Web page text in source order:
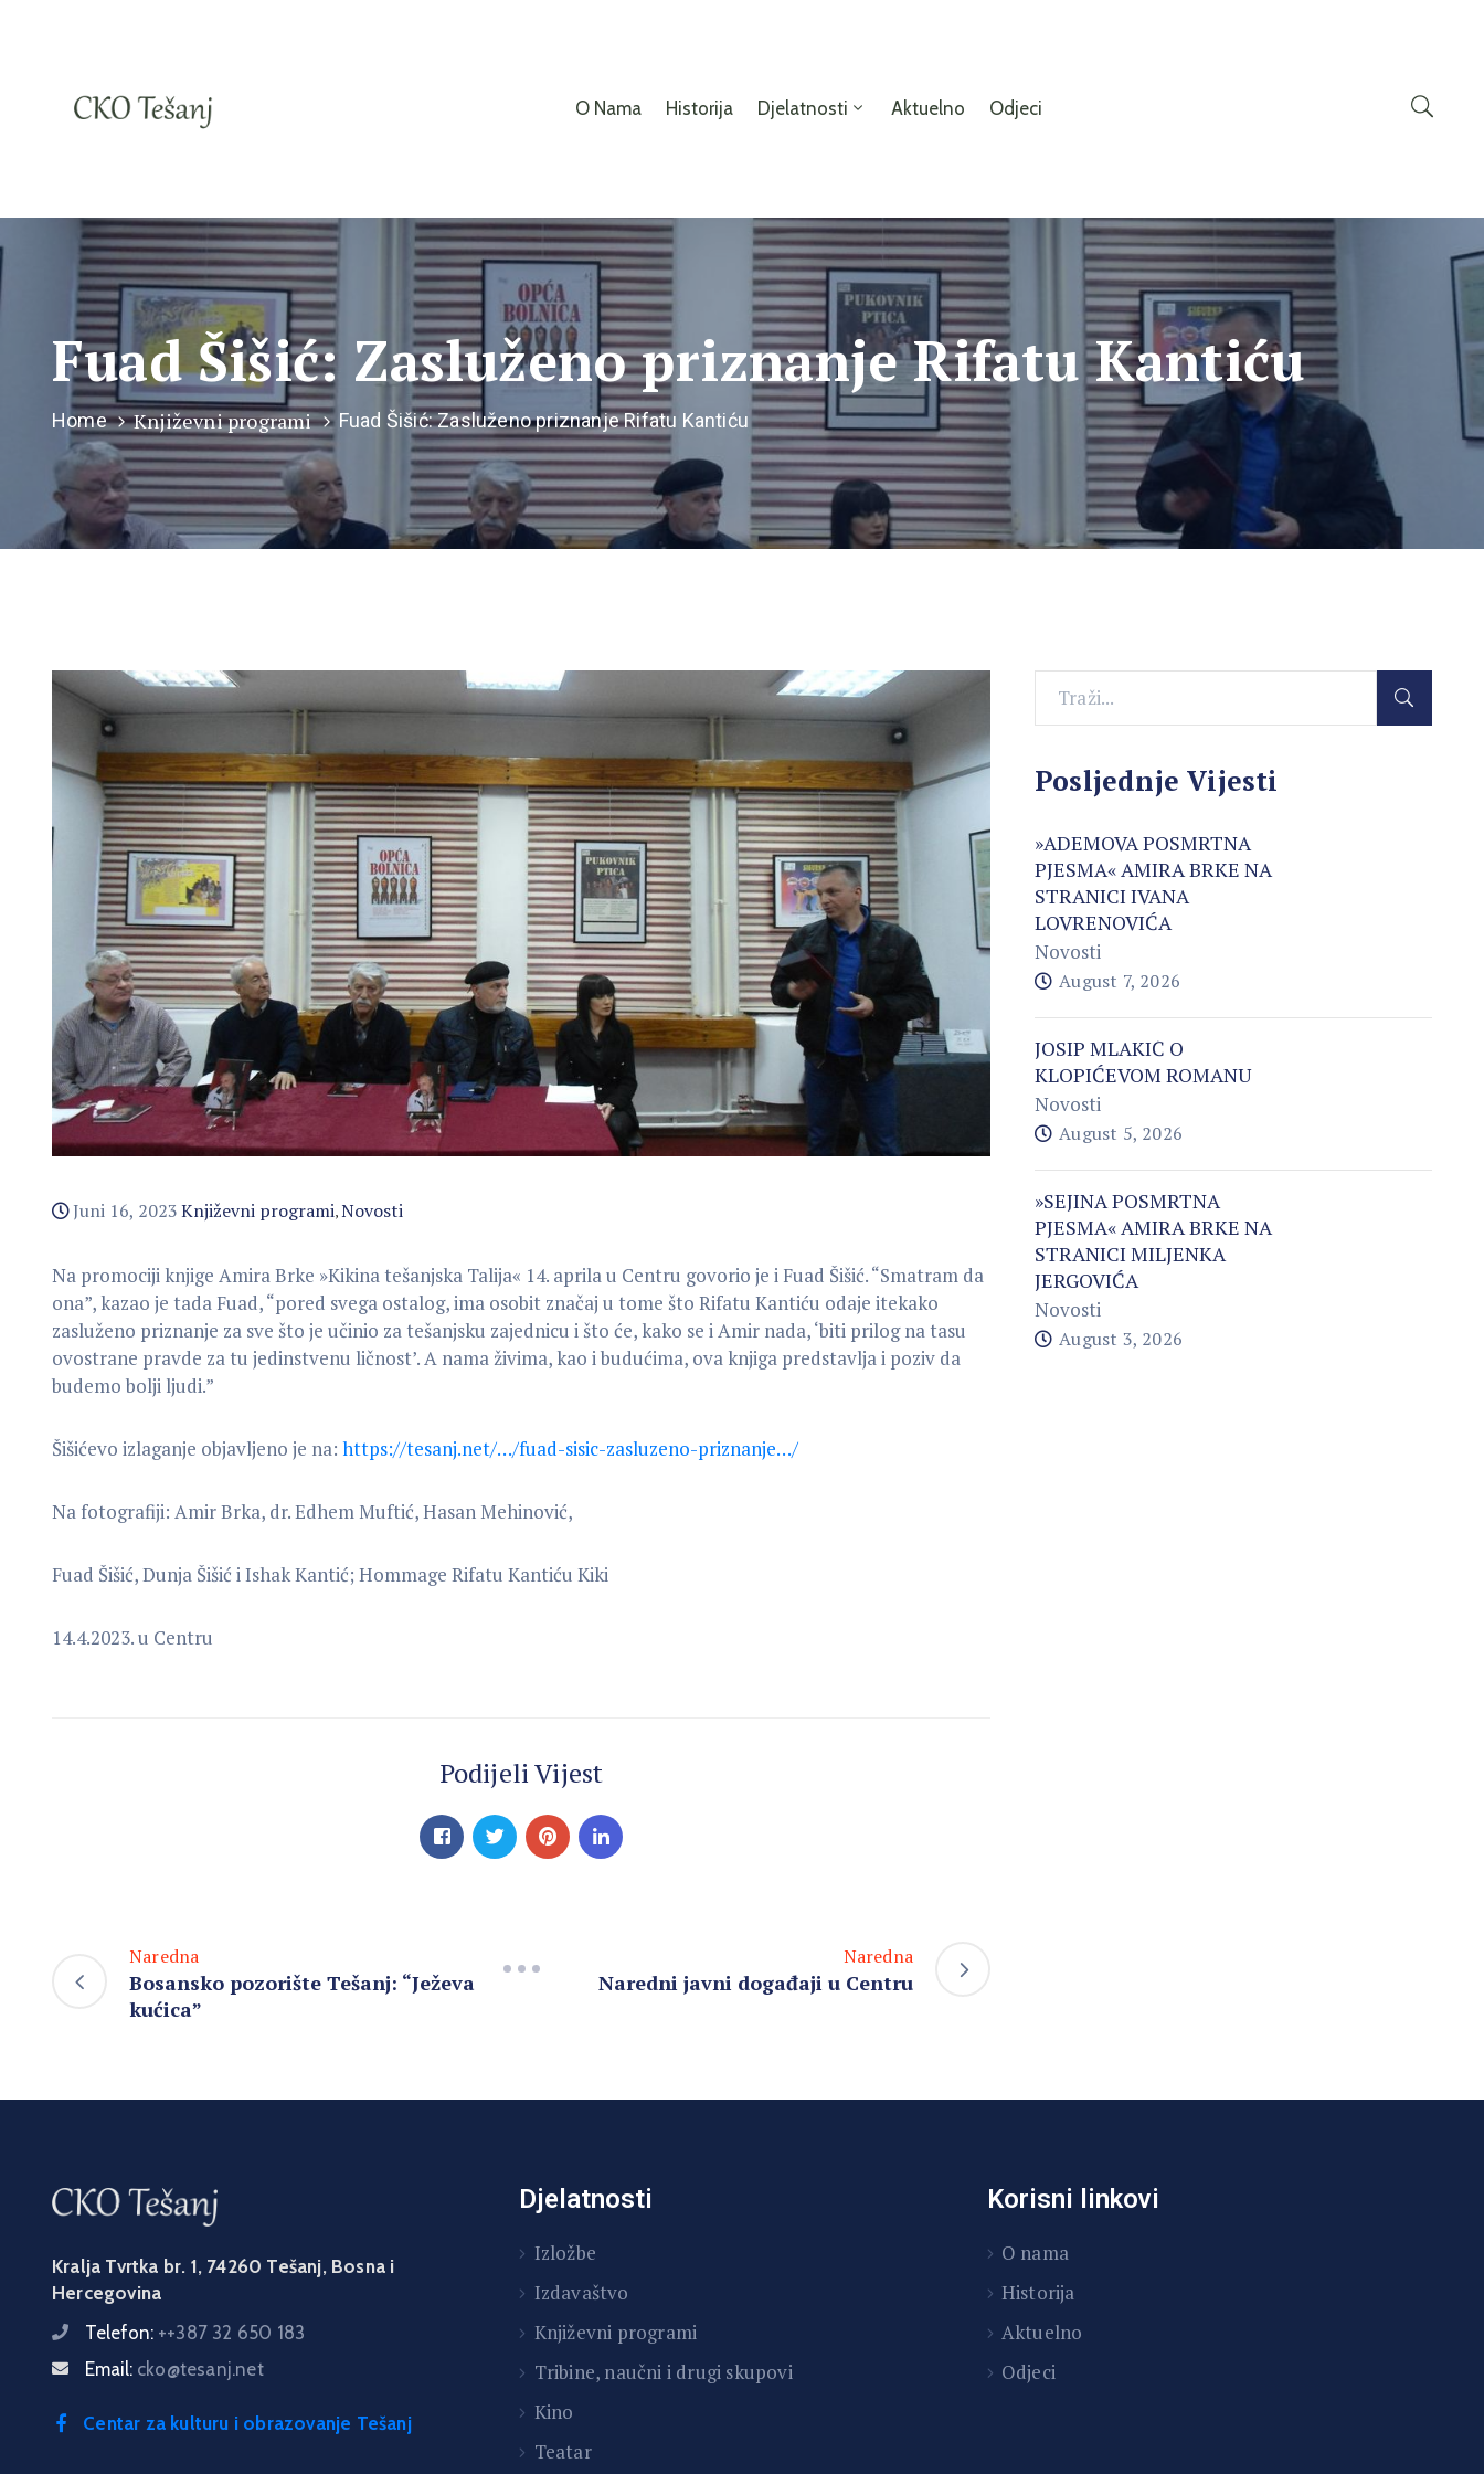
O Nama Historija Djelatnosti Aktuelno Odjeci
Fuad Šišić: Zasluženo priznanje Rifatu Kantiću
Home Književni programi Fuad Šišić: Zasluženo priznanje Rifatu Kantiću
Juni 16, 2023Književni programi‚Novosti
Na promociji knjige Amira Brke »Kikina tešanjska Talija« 14. aprila u Centru govorio je i Fuad Šišić. “Smatram da
ona”, kazao je tada Fuad, “pored svega ostalog, ima osobit značaj u tome što Rifatu Kantiću odaje itekako
zasluženo priznanje za sve što je učinio za tešanjsku zajednicu i što će, kako se i Amir nada, ‘biti prilog na tasu
ovostrane pravde za tu jedinstvenu ličnost’. A nama živima, kao i budućima, ova knjiga predstavlja i poziv da
budemo bolji ljudi.”
Šišićevo izlaganje objavljeno je na: https://tesanj.net/…/fuad-sisic-zasluzeno-priznanje…/
Na fotografiji: Amir Brka, dr. Edhem Muftić, Hasan Mehinović,
Fuad Šišić, Dunja Šišić i Ishak Kantić; Hommage Rifatu Kantiću Kiki
14.4.2023. u Centru
Podijeli Vijest
Naredna
Bosansko pozorište Tešanj: “Ježeva
kućica”
Naredna
Naredni javni događaji u Centru
Posljednje Vijesti
»ADEMOVA POSMRTNA
PJESMA« AMIRA BRKE NA
STRANICI IVANA
LOVRENOVIĆA
Novosti
August 7, 2026
JOSIP MLAKIĆ O
KLOPIĆEVOM ROMANU
Novosti
August 5, 2026
»SEJINA POSMRTNA
PJESMA« AMIRA BRKE NA
STRANICI MILJENKA
JERGOVIĆA
Novosti
August 3, 2026
Kralja Tvrtka br. 1, 74260 Tešanj, Bosna i
Hercegovina
Telefon: ++387 32 650 183
Email: cko@tesanj.net
Centar za kulturu i obrazovanje Tešanj
Djelatnosti
Izložbe
Izdavaštvo
Književni programi
Tribine, naučni i drugi skupovi
Kino
Teatar
Korisni linkovi
O nama
Historija
Aktuelno
Odjeci